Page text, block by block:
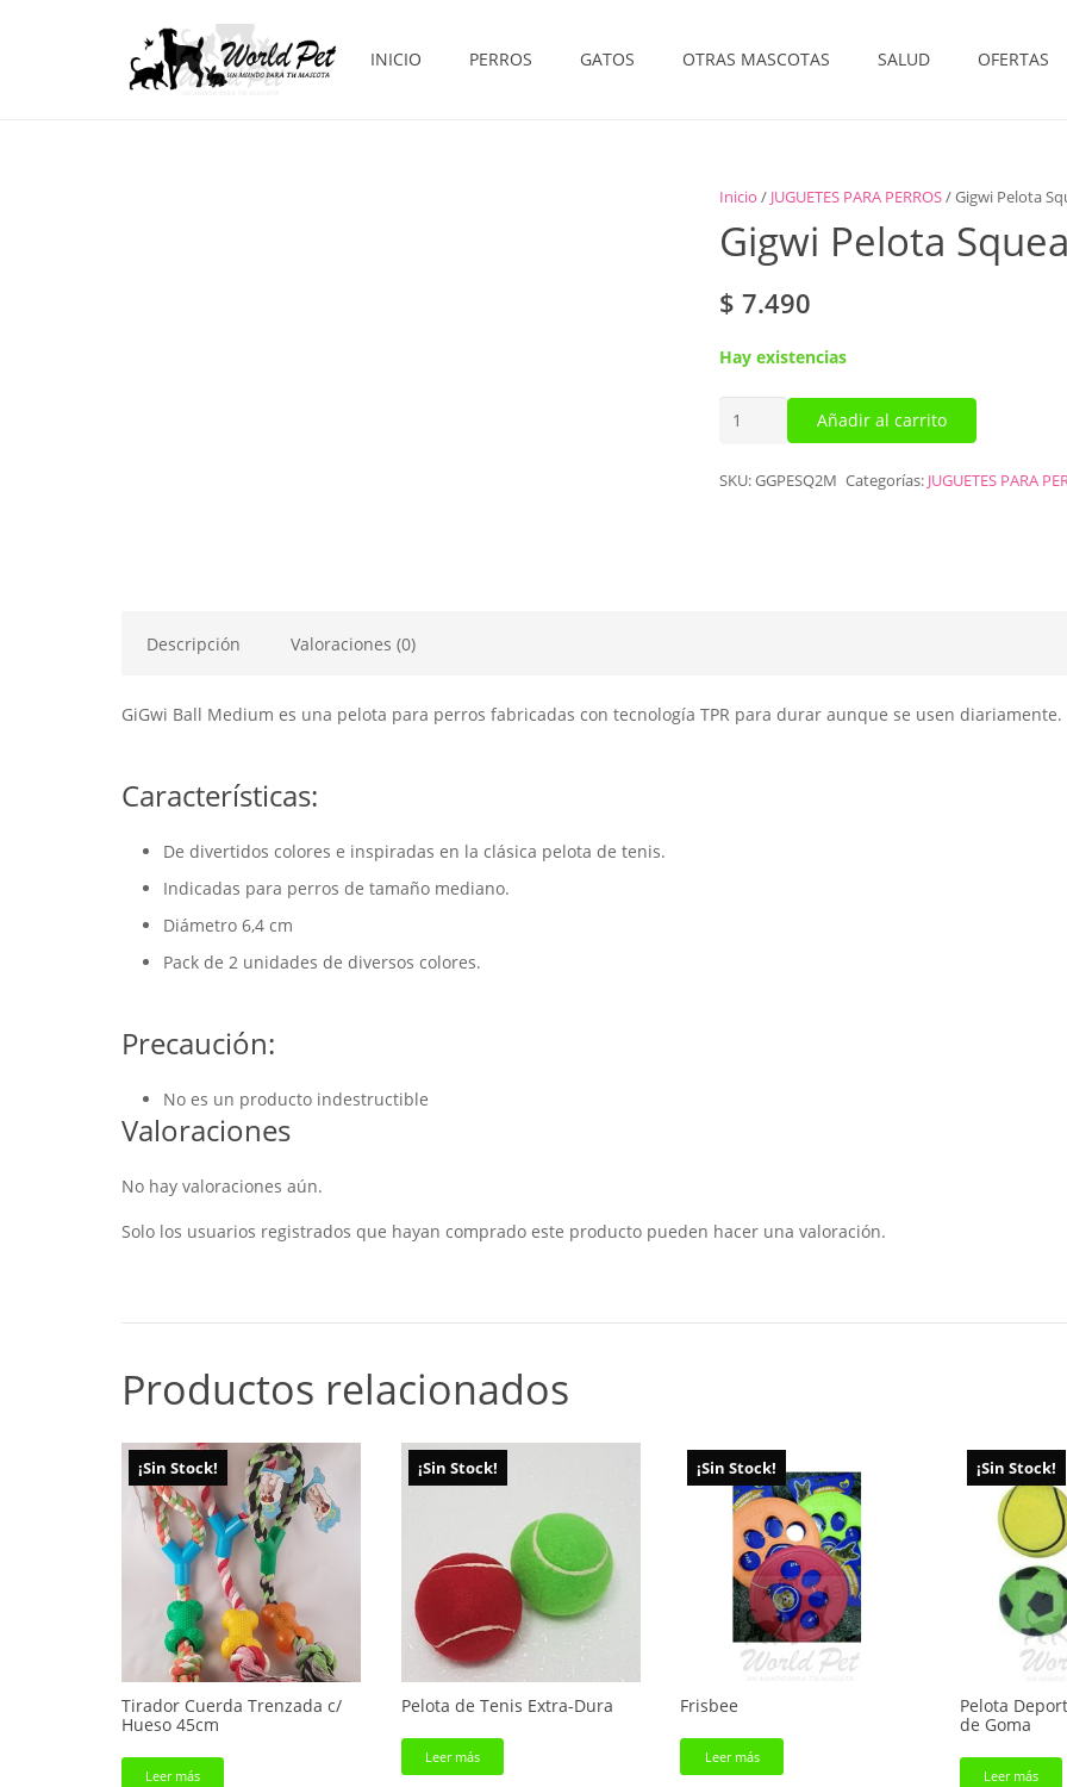
INICIO PERROS GATOS OTRAS MASCOTAS SALUD OFERTAS
Inicio / JUGUETES PARA PERROS/ Gigwi Pelota
Gigwi Pelota
$ 7.490
Hay existencias
Gigwi
Añadir al carrito
SKU:GGPESQ2M Categorías: JUGUETES PARA
Descripción Valoraciones (0)
GiGwi Ball Medium es una pelota para perros fabricadas con tecnología TPR para durar aunque se usen diariamente.
Características:
De divertidos colores e inspiradas en la clásica pelota de tenis.
Indicadas para perros de tamaño mediano.
Diámetro 6,4 cm
Pack de 2 unidades de diversos colores.
Precaución:
No es un producto indestructible
Valoraciones
No hay valoraciones aún.
Solo los usuarios registrados que hayan comprado este producto pueden hacer una valoración.
Productos relacionados
¡Sin Stock!
Tirador Cuerda Trenzada c/
Hueso 45cm
Leer más
¡Sin Stock!
Pelota de Tenis Extra-Dura
Leer más
¡Sin Stock!
Frisbee
Leer más
¡Sin Stock!
Pelota
de Goma
Leer más